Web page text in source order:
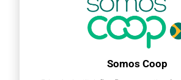
Somos Coop